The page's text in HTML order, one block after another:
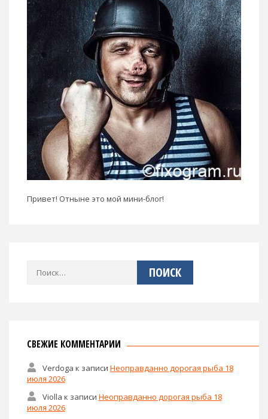
Привет! Отныне это мой мини-блог!
Найти:
СВЕЖИЕ КОММЕНТАРИИ
Verdoga к записи Неоправданно дорогая рыба 18
июля 2026
Violla к записи Неоправданно дорогая рыба 18
июля 2026